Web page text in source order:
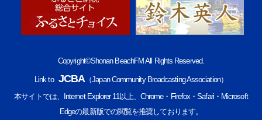
Copyright©Shonan BeachFM All Rights Reserved.
Link to JCBA（Japan Community Broadcasting Association）
本サイトでは、Internet Explorer 11以上、Chrome・Firefox・Safari・Microsoft
Edgeの最新版での閲覧を推奨しております。